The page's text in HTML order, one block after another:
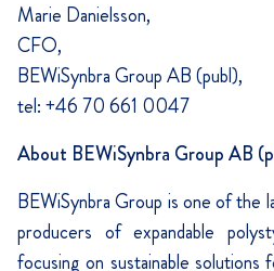
Marie Danielsson,
CFO,
BEWiSynbra Group AB (publ),
tel: +46 70 661 0047
About BEWiSynbra Group AB
BEWiSynbra Group is one of the
producers of expandable
focusing on sustainable solutions